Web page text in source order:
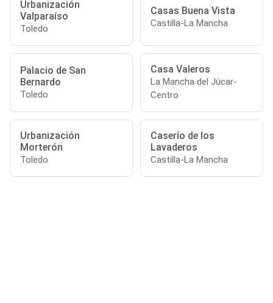
Urbanización
Valparaíso
Toledo
Casas Buena Vista
Castilla-La Mancha
Palacio de San
Bernardo
Toledo
Casa Valeros
La Mancha del Júcar-
Centro
Urbanización
Morterón
Toledo
Caserío de los
Lavaderos
Castilla-La Mancha